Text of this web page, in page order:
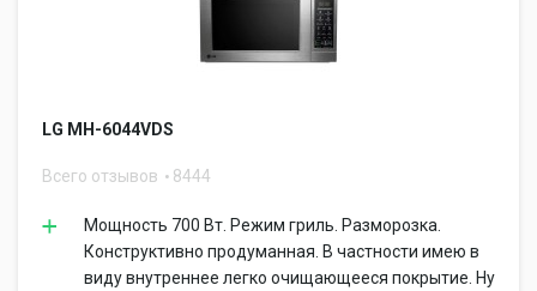
LG MH-6044VDS
Всего отзывов 8444
Мощность 700 Вт. Режим гриль. Разморозка.
Конструктивно продуманная. В частности имею в
виду внутреннее легко очищающееся покрытие. Ну